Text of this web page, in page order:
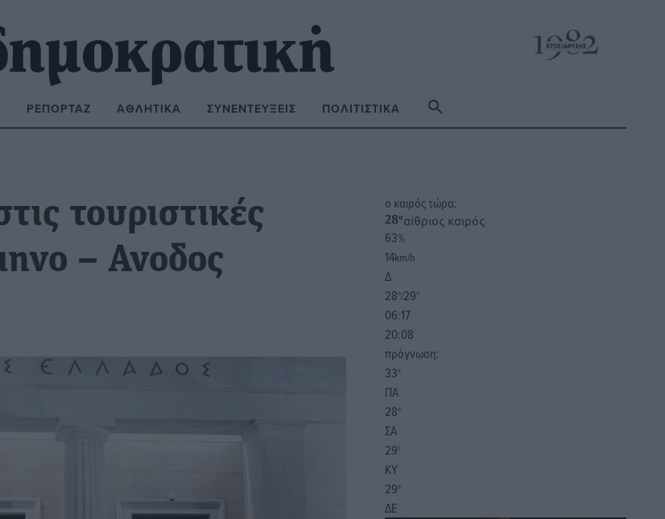
ΡΕΠΟΡΤΆΖ ΑΘΛΗΤΙΚΆ ΣΥΝΕΝΤΕΎΞΕΙΣ ΠΟΛΙΤΙΣΤΙΚΆ
τουριστικές
– Ανοδος
o καιρός τώρα:
28°αίθριος καιρός
63%
14km/h
Δ
28°/29°
06:17
20:08
πρόγνωση:
33°
ΠΑ
28°
ΣΑ
29°
ΚΥ
29°
ΔΕ